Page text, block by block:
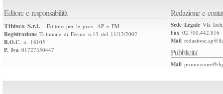
Editore e responsabilità
Tibisco S.r.l. - Editore per le prov. AP e FM
Registrazione Tribunale di Fermo n.13 del 11/12/2002
R.O.C. n. 18105
P. Iva 01727350447
Redazione e
Sede Legale Via
Fax 02.700.442.816
Mail
Pubblicita'
Mail
.